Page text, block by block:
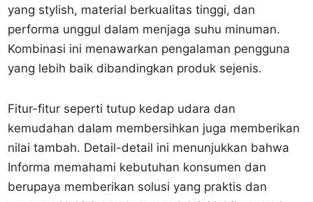
yang stylish, material berkualitas tinggi, dan
performa unggul dalam menjaga suhu minuman.
Kombinasi ini menawarkan pengalaman pengguna
yang lebih baik dibandingkan produk sejenis.
Fitur-fitur seperti tutup kedap udara dan
kemudahan dalam membersihkan juga memberikan
nilai tambah. Detail-detail ini menunjukkan bahwa
Informa memahami kebutuhan konsumen dan
berupaya memberikan solusi yang praktis dan